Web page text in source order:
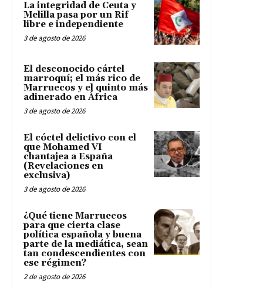
La integridad de Ceuta y
Melilla pasa por un Rif
libre e independiente
3 de agosto de 2026
El desconocido cártel
marroquí; el más rico de
Marruecos y el quinto más
adinerado en África
3 de agosto de 2026
El cóctel delictivo con el
que Mohamed VI
chantajea a España
(Revelaciones en
exclusiva)
3 de agosto de 2026
¿Qué tiene Marruecos
para que cierta clase
política española y buena
parte de la mediática, sean
tan condescendientes con
ese régimen?
2 de agosto de 2026